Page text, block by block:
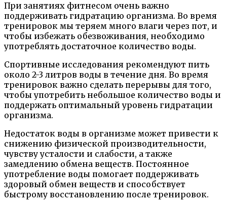
При занятиях фитнесом очень важно
поддерживать гидратацию организма. Во время
тренировок мы теряем много влаги через пот, и
чтобы избежать обезвоживания, необходимо
употреблять достаточное количество воды.
Спортивные исследования рекомендуют пить
около 2-3 литров воды в течение дня. Во время
тренировок важно сделать перерывы для того,
чтобы употребить небольшое количество воды и
поддержать оптимальный уровень гидратации
организма.
Недостаток воды в организме может привести к
снижению физической производительности,
чувству усталости и слабости, а также
замедлению обмена веществ. Постоянное
употребление воды помогает поддерживать
здоровый обмен веществ и способствует
быстрому восстановлению после тренировок.